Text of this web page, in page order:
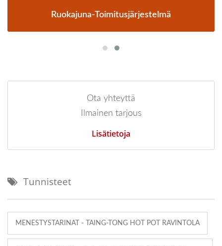
Ruokajuna-Toimitusjärjestelmä
Ota yhteyttä
Ilmainen tarjous
Lisätietoja
Tunnisteet
MENESTYSTARINAT - TAING-TONG HOT POT RAVINTOLA